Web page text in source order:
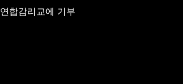
연합감리교에 기부